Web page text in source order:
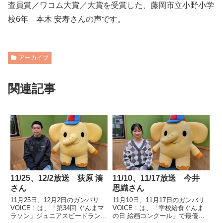
査員賞／ワコム大賞／大賞を受賞した、藤岡市立小野小学
校6年 本木 安寿さんの声です。
アーカイブ
関連記事
11/25、12/2放送 荻原 湊
さん
11月25日、12月2日のガンバリ
VOICE！は、「第34回 ぐんまマ
ラソン」ジュニアスピードラン小
11/10、11/17放送 今井
思織さん
11月10日、11月17日のガンバリ
VOICE！は、「学校給食ぐんま
の日 絵画コンクール」で最優秀